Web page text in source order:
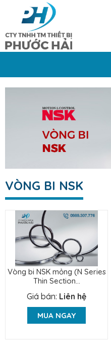
VÒNG BI NSK
Vòng bi NSK mỏng (N Series
Thin Section...
Giá bán: Liên hệ
MUA NGAY